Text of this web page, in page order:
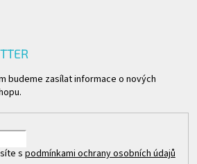
budeme zasílat informace o nových
s podmínkami ochrany osobních údajů